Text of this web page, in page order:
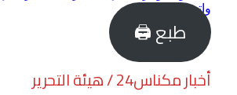
واتساب
طبع 🖨
أخبار مكناس24 / هيئة التحرير